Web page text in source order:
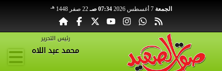
الجمعة 7 أغسطس 2026 07:34 صـ 22 صفر 1448 هـ
رئيس التحرير
محمد عبد اللاه